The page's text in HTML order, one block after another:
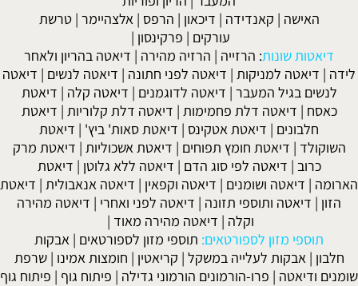
|קאנדידה|דיכאון |הרפס | אלצהיימר|טרשת
|פרקינסון|
שונות:הרזייה|הרזיה מהירה|דיאטה בהריון ולאחר
למניקות|דיאטה לפני חתונה|דיאטה לנשים|דיאטה
בגיל המעבר |דיאטה לדוגמנים|דיאטה קלה|דיאטת
דיאטה דלת פחמימות|דיאטה דלת קלוריות |דיאטת
|דיאטת אטקינס |דיאטת סאות' ביץ'|דיאטת
|דיאטת חומץ תפוחים |דיאטת אשכוליות|דיאטת מרק
דיאטה לפי סוג הדם|דיאטה ללא גלוטן| דיאטת
|דיאטה ושומנים |דיאטה וקפאין|דיאטה אנאבולית|דיאטת
דיאטה ותוספי תזונה| דיאטה לפני ואחרי| דיאטה מהירה
דיאטה מהירה מאוד|
מזון לספורטאים: תוספי מזון לספורטאים|אבקות
אבקות לעלייה במשקל |קריאטין |חומצות אמינו| שרפת
|פרו-הורמונים הורמוני גדילה| פיתוח גוף|פיתוח גוף